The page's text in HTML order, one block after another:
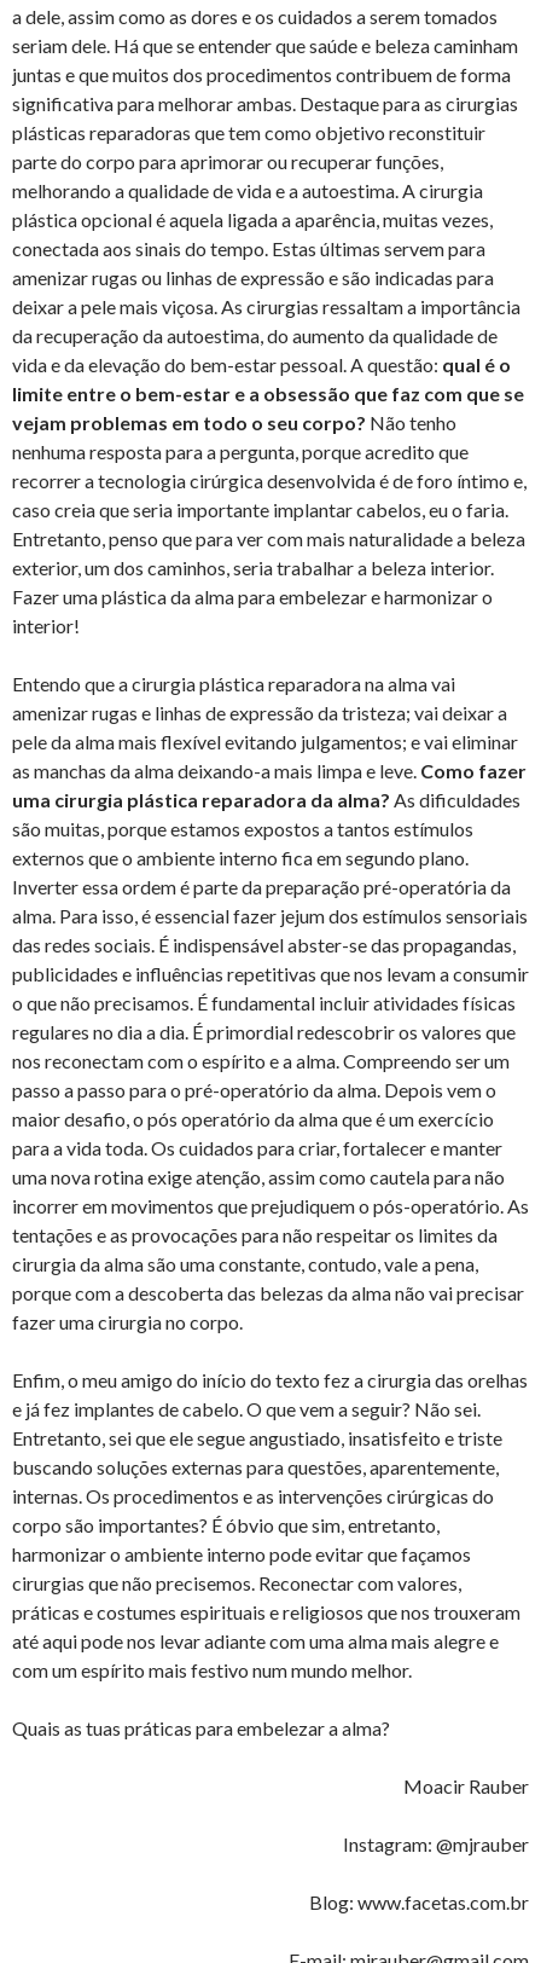
a dele, assim como as dores e os cuidados a serem tomados
seriam dele. Há que se entender que saúde e beleza caminham
juntas e que muitos dos procedimentos contribuem de forma
significativa para melhorar ambas. Destaque para as cirurgias
plásticas reparadoras que tem como objetivo reconstituir
parte do corpo para aprimorar ou recuperar funções,
melhorando a qualidade de vida e a autoestima. A cirurgia
plástica opcional é aquela ligada a aparência, muitas vezes,
conectada aos sinais do tempo. Estas últimas servem para
amenizar rugas ou linhas de expressão e são indicadas para
deixar a pele mais viçosa. As cirurgias ressaltam a importância
da recuperação da autoestima, do aumento da qualidade de
vida e da elevação do bem-estar pessoal. A questão: qual é o
limite entre o bem-estar e a obsessão que faz com que se
vejam problemas em todo o seu corpo? Não tenho
nenhuma resposta para a pergunta, porque acredito que
recorrer a tecnologia cirúrgica desenvolvida é de foro íntimo e,
caso creia que seria importante implantar cabelos, eu o faria.
Entretanto, penso que para ver com mais naturalidade a beleza
exterior, um dos caminhos, seria trabalhar a beleza interior.
Fazer uma plástica da alma para embelezar e harmonizar o
interior!
Entendo que a cirurgia plástica reparadora na alma vai
amenizar rugas e linhas de expressão da tristeza; vai deixar a
pele da alma mais flexível evitando julgamentos; e vai eliminar
as manchas da alma deixando-a mais limpa e leve. Como fazer
uma cirurgia plástica reparadora da alma? As dificuldades
são muitas, porque estamos expostos a tantos estímulos
externos que o ambiente interno fica em segundo plano.
Inverter essa ordem é parte da preparação pré-operatória da
alma. Para isso, é essencial fazer jejum dos estímulos sensoriais
das redes sociais. É indispensável abster-se das propagandas,
publicidades e influências repetitivas que nos levam a consumir
o que não precisamos. É fundamental incluir atividades físicas
regulares no dia a dia. É primordial redescobrir os valores que
nos reconectam com o espírito e a alma. Compreendo ser um
passo a passo para o pré-operatório da alma. Depois vem o
maior desafio, o pós operatório da alma que é um exercício
para a vida toda. Os cuidados para criar, fortalecer e manter
uma nova rotina exige atenção, assim como cautela para não
incorrer em movimentos que prejudiquem o pós-operatório. As
tentações e as provocações para não respeitar os limites da
cirurgia da alma são uma constante, contudo, vale a pena,
porque com a descoberta das belezas da alma não vai precisar
fazer uma cirurgia no corpo.
Enfim, o meu amigo do início do texto fez a cirurgia das orelhas
e já fez implantes de cabelo. O que vem a seguir? Não sei.
Entretanto, sei que ele segue angustiado, insatisfeito e triste
buscando soluções externas para questões, aparentemente,
internas. Os procedimentos e as intervenções cirúrgicas do
corpo são importantes? É óbvio que sim, entretanto,
harmonizar o ambiente interno pode evitar que façamos
cirurgias que não precisemos. Reconectar com valores,
práticas e costumes espirituais e religiosos que nos trouxeram
até aqui pode nos levar adiante com uma alma mais alegre e
com um espírito mais festivo num mundo melhor.
Quais as tuas práticas para embelezar a alma?
Moacir Rauber
Instagram: @mjrauber
Blog: www.facetas.com.br